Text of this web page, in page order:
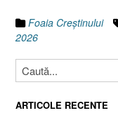
Foaia Creştinului
2026
ARTICOLE RECENTE